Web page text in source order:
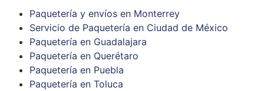
Paquetería y envíos en Monterrey
Servicio de Paquetería en Ciudad de México
Paquetería en Guadalajara
Paquetería en Querétaro
Paquetería en Puebla
Paquetería en Toluca